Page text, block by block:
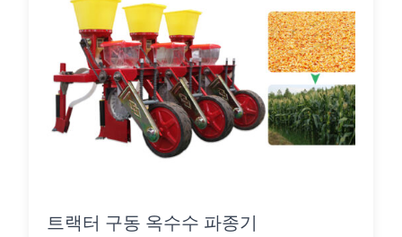
트랙터 구동 옥수수 파종기